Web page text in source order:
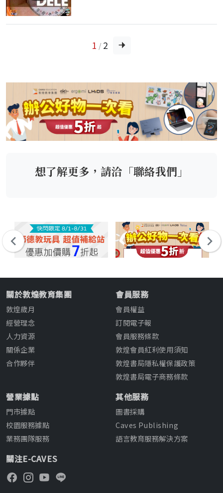
1 / 2
想了解更多，請洽「聯絡我們」
關於敦煌教育集團
敦煌歲月
經營理念
人力資源
關係企業
合作夥伴
會員服務
會員權益
訂閱電子報
會員服務條款
敦煌會員紅利使用須知
敦煌書局隱私權保護政策
敦煌書局電子商務條款
營業據點
門市據點
校園服務據點
業務團隊服務
其他服務
圖書採購
Caves Publishing
語言教育服務解決方案
關注E-CAVES